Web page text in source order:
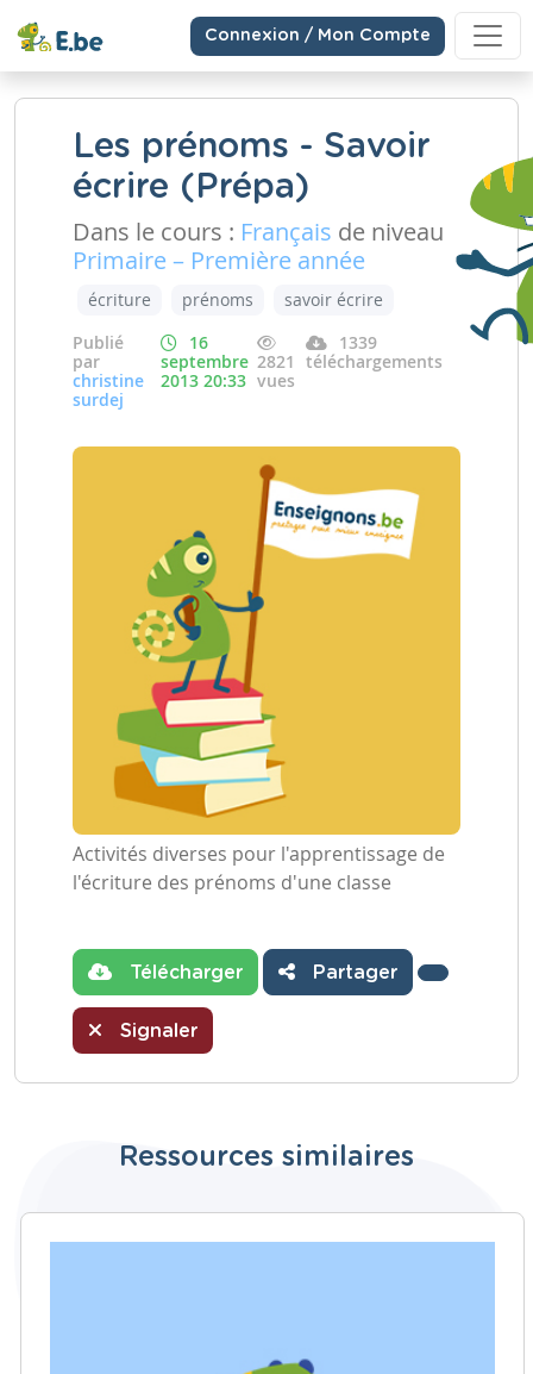
Connexion / Mon Compte
Les prénoms - Savoir
écrire (Prépa)
Dans le cours : Français de niveau
Primaire – Première année
écriture prénoms
savoir écrire
Publié
par
christine
surdej
16
septembre
2013 20:33
2821
vues
1339
téléchargements
Activités diverses pour l'apprentissage de
l'écriture des prénoms d'une classe
Télécharger Partager
Signaler
Ressources similaires